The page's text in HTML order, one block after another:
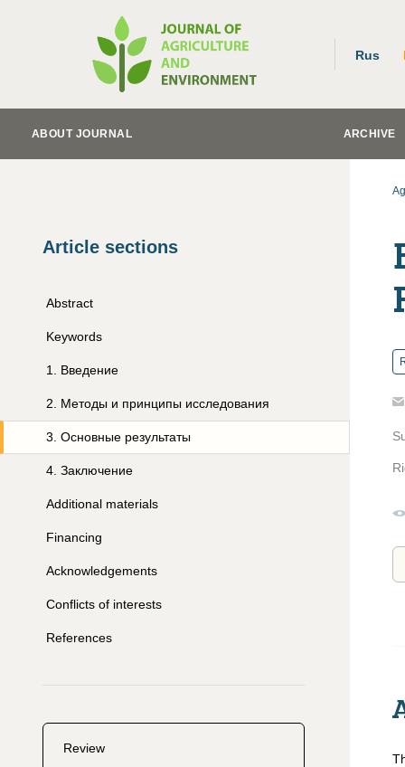
Rus
ABOUT JOURNAL ARCHIVE
Article sections
Abstract
Keywords
1 Введение
2 Методы и принципы исследования
3 Основные результаты
4 Заключение
Additional materials
Financing
Acknowledgements
Conflicts of interests
References
Review